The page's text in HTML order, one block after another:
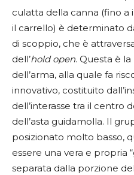
culatta della canna (fino
il carrello) è determinato
di scoppio, che è
dell’hold open. Questa è
dell’arma, alla quale fa
innovativo, costituito
dell’interasse tra il centro
dell’asta guidamolla. Il
posizionato molto basso,
essere una vera e propria
separata dalla porzione